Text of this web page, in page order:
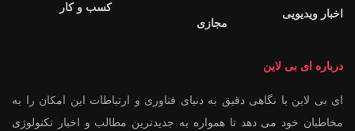
اخبار ویدیویی
مجازی
کسب و کار
درباره ای بی لاین
ای بی لاین با نگاهی دقیق به دنیای فناوری و ارتباطات این امکان را به
مخاطبان خود می دهد تا همواره به جدیدترین مطالب و اخبار تکنولوژی